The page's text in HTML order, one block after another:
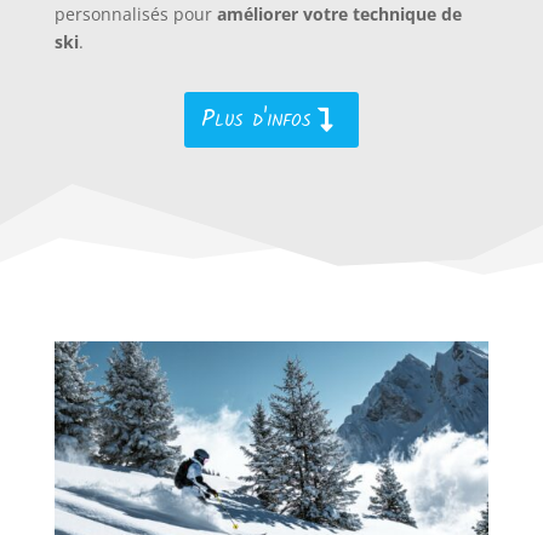
personnalisés pour améliorer votre technique de
ski.
Plus d'infos